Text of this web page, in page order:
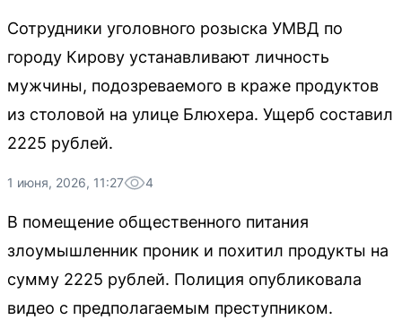
Сотрудники уголовного розыска УМВД по
городу Кирову устанавливают личность
мужчины, подозреваемого в краже продуктов
из столовой на улице Блюхера. Ущерб составил
2225 рублей.
1 июня, 2026, 11:27 4
В помещение общественного питания
злоумышленник проник и похитил продукты на
сумму 2225 рублей. Полиция опубликовала
видео с предполагаемым преступником.